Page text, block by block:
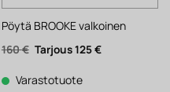
Pöytä BROOKE valkoinen
160€ Alkuperäinen
hinta
160 €.
125€Nykyinen
Varastotuote